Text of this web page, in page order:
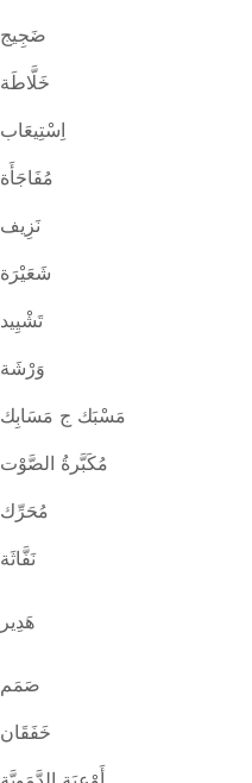
ضَجِيج
خَلَّاطَة
اِسْتِيعَاب
مُفَاجَأَة
نَزِيف
شَعَيْرَة
تَشْيِيد
وَرْشَة
مَسْبَك ج مَسَابِك
مُكَبَّرةُ الصَّوْت
مُحَرِّك
نَفَّاثَة
هَدِير
صَمَم
خَفَقَان